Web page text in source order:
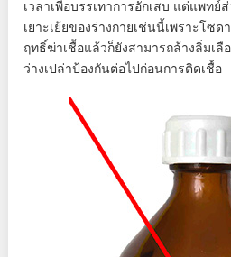
เวลาเพื่อบรรเทาการอักเสบ แต่แพท
เยาะเย้ยของร่างกายเช่นนี้เพราะโซ
ฤทธิ์ฆ่าเชื้อแล้วก็ยังสามารถล้างลิ่มเ
ว่างเปล่าป้องกันต่อไปก่อนการติดเชื้อ